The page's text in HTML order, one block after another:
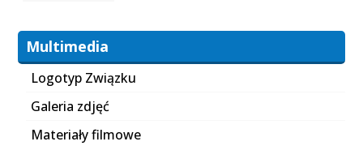
Multimedia
Logotyp Związku
Galeria zdjęć
Materiały filmowe